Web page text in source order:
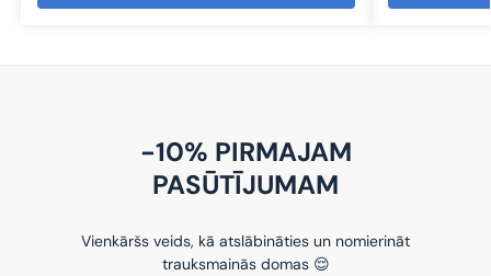
-10% PIRMAJAM
PASŪTĪJUMAM
Vienkāršs veids, kā atslābināties un nomierināt
trauksmainās domas 😌